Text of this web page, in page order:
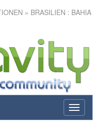
» BRASILIEN : BAHIA
toggle